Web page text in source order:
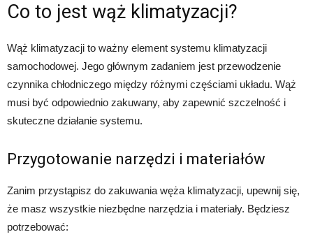
Co to jest wąż klimatyzacji?
Wąż klimatyzacji to ważny element systemu klimatyzacji
samochodowej. Jego głównym zadaniem jest przewodzenie
czynnika chłodniczego między różnymi częściami układu. Wąż
musi być odpowiednio zakuwany, aby zapewnić szczelność i
skuteczne działanie systemu.
Przygotowanie narzędzi i materiałów
Zanim przystąpisz do zakuwania węża klimatyzacji, upewnij się,
że masz wszystkie niezbędne narzędzia i materiały. Będziesz
potrzebować: